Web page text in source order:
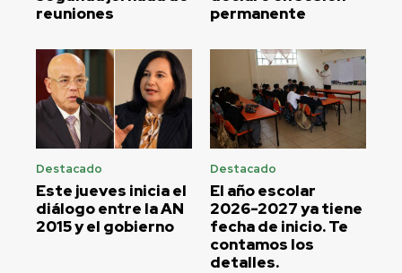
reuniones
permanente
Destacado
Este jueves inicia el
diálogo entre la AN
2015 y el gobierno
Destacado
El año escolar
2026-2027 ya tiene
fecha de inicio. Te
contamos los
detalles.